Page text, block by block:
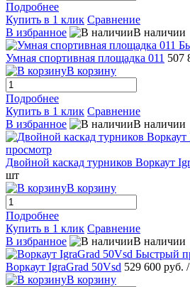
Подробнее
Купить в 1 клик Сравнение
В избранное
В наличии
Умная спортивная площадка 011 507
В корзину
Подробнее
Купить в 1 клик Сравнение
В избранное
В наличии
просмотр
Двойной каскад турников Воркаут
шт
В корзину
Подробнее
Купить в 1 клик Сравнение
В избранное
В наличии
Быстрый
Воркаут IgraGrad 50Vsd 529 600 руб.
В корзину